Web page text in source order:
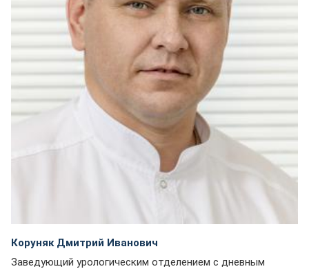
Коруняк Дмитрий Иванович
Заведующий урологическим отделением с дневным